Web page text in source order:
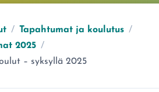
/ Tapahtumat ja koulutus /
2025 /
– syksyllä 2025